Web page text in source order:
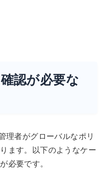
認が必要な
理者がグローバルなポリ
ます。以下のようなケー
必要です。